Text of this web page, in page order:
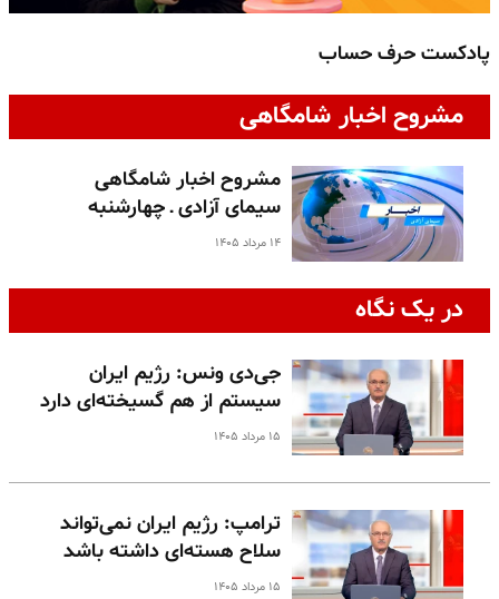
پادکست حرف حساب
مشروح اخبار شامگاهی
مشروح اخبار شامگاهی
سیمای آزادی ـ چهارشنبه
۱۴ مرداد ۱۴۰۵
در یک نگاه
جی‌دی ونس: رژیم ایران
سیستم از هم گسیخته‌ای دارد
۱۵ مرداد ۱۴۰۵
ترامپ: رژیم ایران نمی‌تواند
سلاح هسته‌ای داشته باشد
۱۵ مرداد ۱۴۰۵